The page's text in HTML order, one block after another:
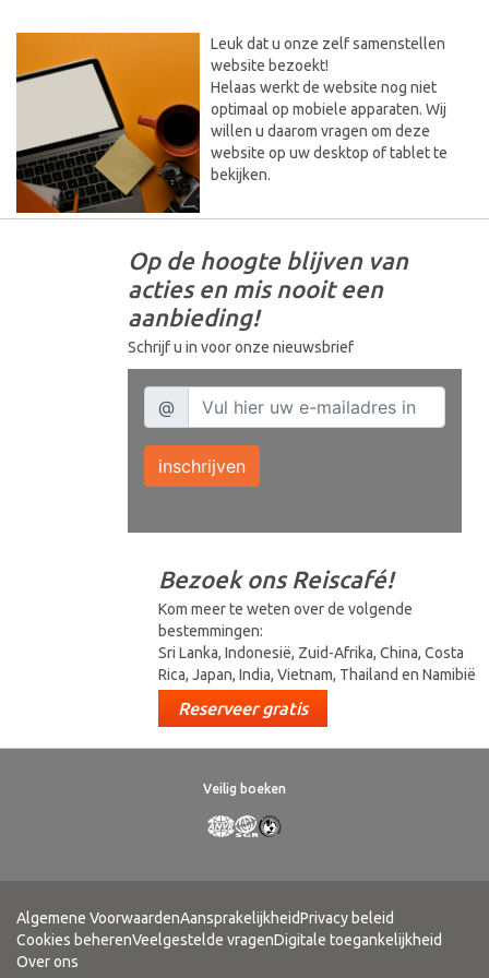
Leuk dat u onze zelf samenstellen
website bezoekt!
Helaas werkt de website nog niet
optimaal op mobiele apparaten. Wij
willen u daarom vragen om deze
website op uw desktop of tablet te
bekijken.
Op de hoogte blijven van
acties en mis nooit een
aanbieding!
Schrijf u in voor onze nieuwsbrief
Bezoek ons Reiscafé!
Kom meer te weten over de volgende
bestemmingen:
Sri Lanka, Indonesië, Zuid-Afrika, China, Costa
Rica, Japan, India, Vietnam, Thailand en Namibië
Reserveer gratis
Veilig boeken
Algemene VoorwaardenAansprakelijkheidPrivacy beleid
Cookies beherenVeelgestelde vragenDigitale toegankelijkheid
Over ons